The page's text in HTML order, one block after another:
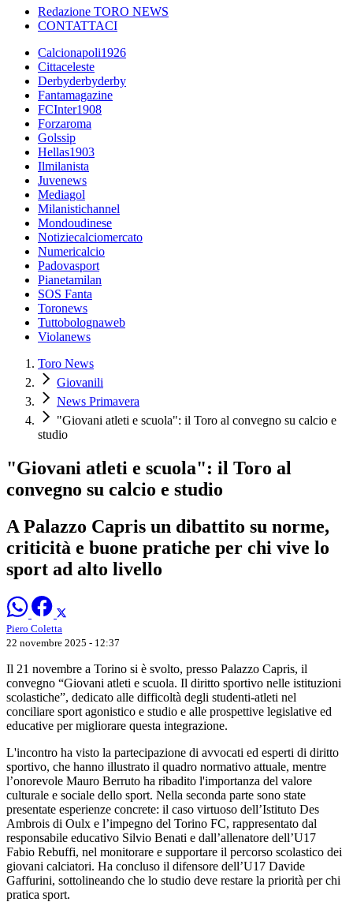
Redazione TORO NEWS
CONTATTACI
Calcionapoli1926
Cittaceleste
Derbyderbyderby
Fantamagazine
FCInter1908
Forzaroma
Golssip
Hellas1903
Ilmilanista
Juvenews
Mediagol
Milanistichannel
Mondoudinese
Notiziecalciomercato
Numericalcio
Padovasport
Pianetamilan
SOS Fanta
Toronews
Tuttobolognaweb
Violanews
Toro News
Giovanili
News Primavera
"Giovani atleti e scuola": il Toro al convegno su calcio e
studio
"Giovani atleti e scuola": il Toro al
convegno su calcio e studio
A Palazzo Capris un dibattito su norme,
criticità e buone pratiche per chi vive lo
sport ad alto livello
Piero Coletta
22 novembre 2025 - 12:37
Il 21 novembre a Torino si è svolto, presso Palazzo Capris, il
convegno “Giovani atleti e scuola. Il diritto sportivo nelle istituzioni
scolastiche”, dedicato alle difficoltà degli studenti-atleti nel
conciliare sport agonistico e studio e alle prospettive legislative ed
educative per migliorare questa integrazione.
L'incontro ha visto la partecipazione di avvocati ed esperti di diritto
sportivo, che hanno illustrato il quadro normativo attuale, mentre
l’onorevole Mauro Berruto ha ribadito l'importanza del valore
culturale e sociale dello sport. Nella seconda parte sono state
presentate esperienze concrete: il caso virtuoso dell’Istituto Des
Ambrois di Oulx e l’impegno del Torino FC, rappresentato dal
responsabile educativo Silvio Benati e dall’allenatore dell’U17
Fabio Rebuffi, nel monitorare e supportare il percorso scolastico dei
giovani calciatori. Ha concluso il difensore dell’U17 Davide
Gaffurini, sottolineando che lo studio deve restare la priorità per chi
pratica sport.